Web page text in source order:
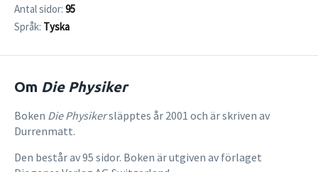
Antal sidor: 95
Språk: Tyska
Om Die Physiker
Boken Die Physikersläpptes år 2001 och är skriven av
Durrenmatt.
Den består av 95 sidor. Boken är utgiven av förlaget